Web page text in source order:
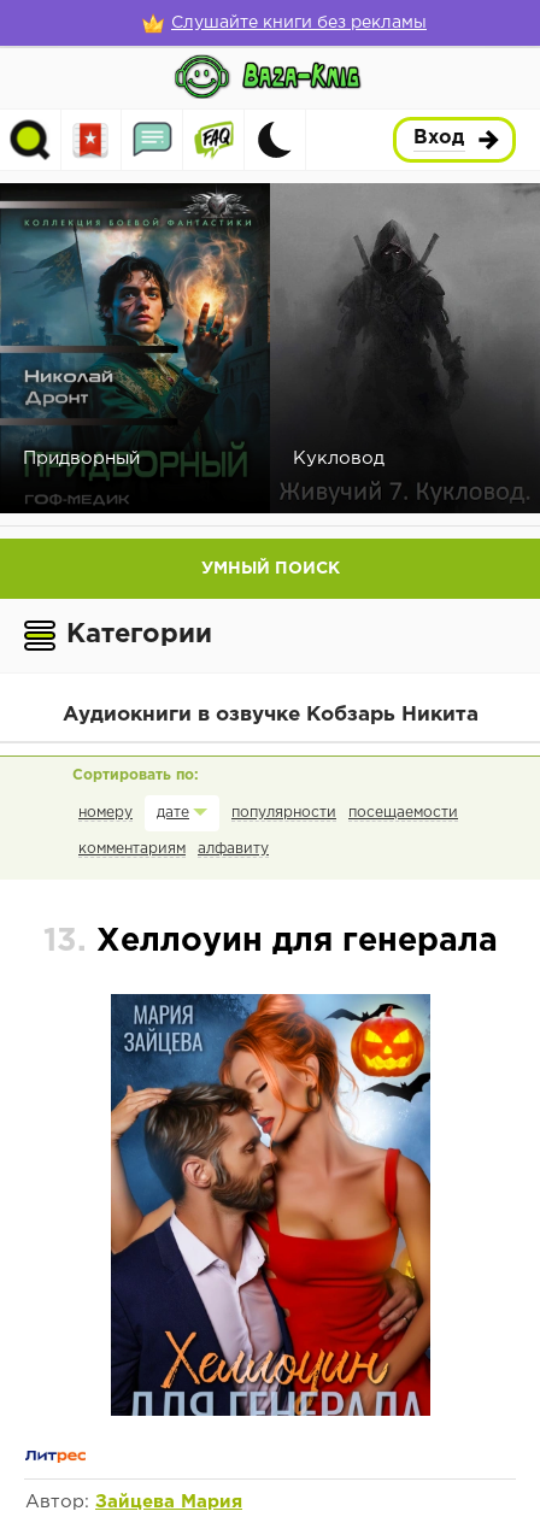
Слушайте книги без рекламы
Вход
Придворный Кукловод
УМНЫЙ ПОИСК
Категории
Аудиокниги в озвучке Кобзарь Никита
номеру дате популярности посещаемости
комментариям алфавиту
13. Хеллоуин для генерала
Автор: Зайцева Мария